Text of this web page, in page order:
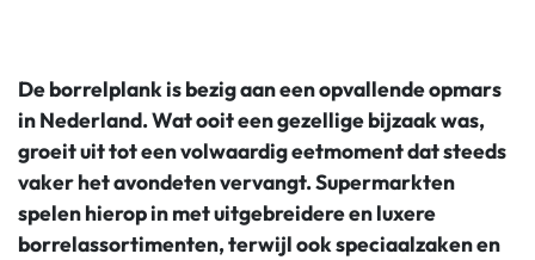
De borrelplank is bezig aan een opvallende opmars
in Nederland. Wat ooit een gezellige bijzaak was,
groeit uit tot een volwaardig eetmoment dat steeds
vaker het avondeten vervangt. Supermarkten
spelen hierop in met uitgebreidere en luxere
borrelassortimenten, terwijl ookspeciaalzakenen